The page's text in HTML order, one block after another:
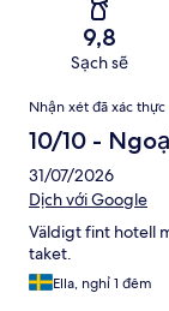
9,8
Sạch sẽ
Nhận
xét
Nhận xét đã xác thực
10/10 -
31/07/2026
Dịch với Google
Väldigt fint hotell
taket.
Ella, nghỉ 1 đêm